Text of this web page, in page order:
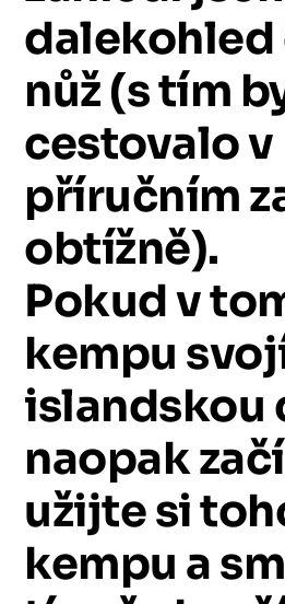
dalekohled
nůž(stím
cestovalov
příručním
obtížně).
Pokudv
kempu
islandskou
naopak
užijtesi
kempu a